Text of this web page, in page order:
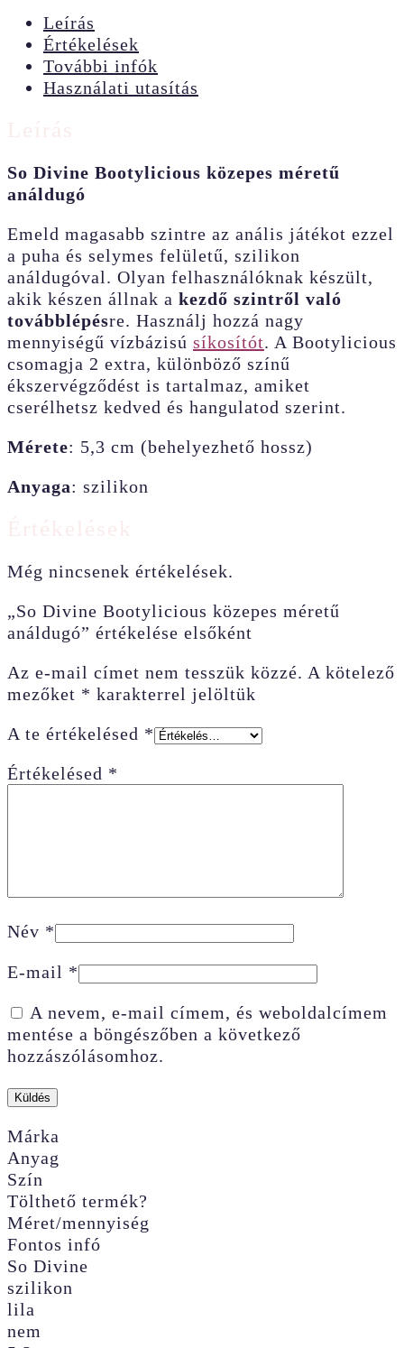
Leírás
Értékelések
További infók
Használati utasítás
So Divine Bootylicious közepes méretű
análdugó
Emeld magasabb szintre az anális játékot ezzel
a puha és selymes felületű, szilikon
análdugóval. Olyan felhasználóknak készült,
akik készen állnak a kezdő szintről való
továbblépésre. Használj hozzá nagy
mennyiségű vízbázisú síkosítót. A Bootylicious
csomagja 2 extra, különböző színű
ékszervégződést is tartalmaz, amiket
cserélhetsz kedved és hangulatod szerint.
Mérete: 5,3 cm (behelyezhető hossz)
Anyaga: szilikon
Még nincsenek értékelések.
„So Divine Bootylicious közepes méretű
análdugó” értékelése elsőként
Az e-mail címet nem tesszük közzé. A kötelező
mezőket * karakterrel jelöltük
A te értékelésed *
Értékelésed *
Név *
E-mail *
A nevem, e-mail címem, és weboldalcímem
mentése a böngészőben a következő
hozzászólásomhoz.
Márka
Anyag
Szín
Tölthető termék?
Méret/mennyiség
Fontos infó
So Divine
szilikon
lila
nem